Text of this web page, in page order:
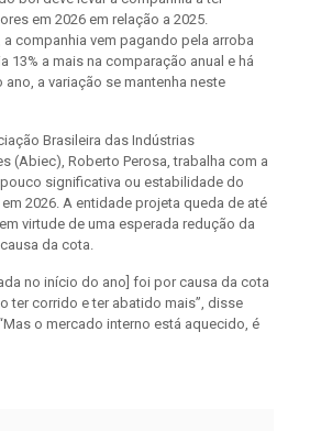
em 2026 em relação a 2025.
companhia vem pagando pela arroba
13% a mais na comparação anual e há
a variação se mantenha neste
Brasileira das Indústrias
(Abiec), Roberto Perosa, trabalha com a
significativa ou estabilidade do
2026. A entidade projeta queda de até
virtude de uma esperada redução da
da cota.
no início do ano] foi por causa da cota
ter corrido e ter abatido mais”, disse
o mercado interno está aquecido, é